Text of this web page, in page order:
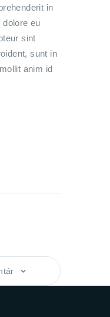
in
eu
sint
sunt in
anim id